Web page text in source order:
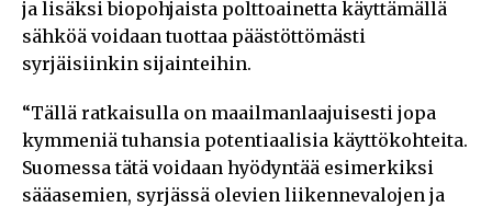
ja lisäksi biopohjaista polttoainetta käyttämällä
sähköä voidaan tuottaa päästöttömästi
syrjäisiinkin sijainteihin.
“Tällä ratkaisulla on maailmanlaajuisesti jopa
kymmeniä tuhansia potentiaalisia käyttökohteita.
Suomessa tätä voidaan hyödyntää esimerkiksi
sääasemien, syrjässä olevien liikennevalojen ja